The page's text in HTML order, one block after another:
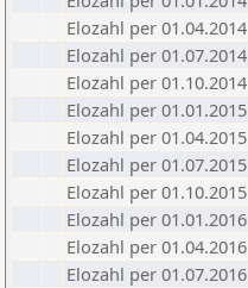
Elozahl per 01.04.2014
Elozahl per 01.07.2014
Elozahl per 01.10.2014
Elozahl per 01.01.2015
Elozahl per 01.04.2015
Elozahl per 01.07.2015
Elozahl per 01.10.2015
Elozahl per 01.01.2016
Elozahl per 01.04.2016
Elozahl per 01.07.2016